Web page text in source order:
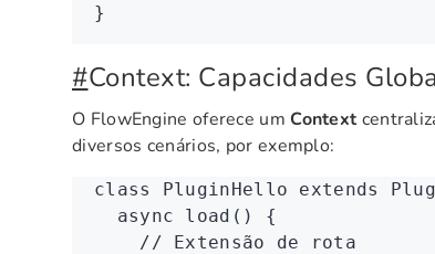
}
#Context: Capacidades
O FlowEngine oferece umContext
diversos cenários, por exemplo:
class PluginHello extends
  async
load () {
    // Extensão de rota